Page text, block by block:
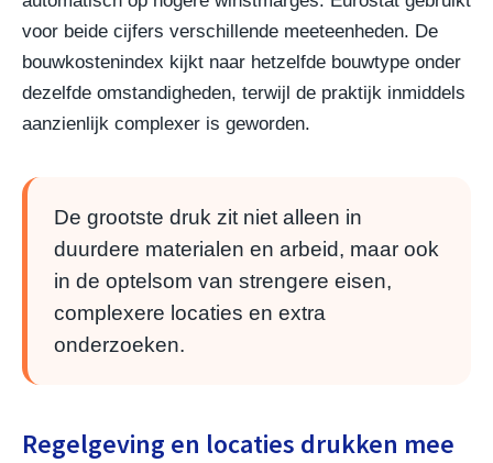
voor beide cijfers verschillende meeteenheden. De
bouwkostenindex kijkt naar hetzelfde bouwtype onder
dezelfde omstandigheden, terwijl de praktijk inmiddels
aanzienlijk complexer is geworden.
De grootste druk zit niet alleen in
duurdere materialen en arbeid, maar ook
in de optelsom van strengere eisen,
complexere locaties en extra
onderzoeken.
Regelgeving en locaties drukken mee